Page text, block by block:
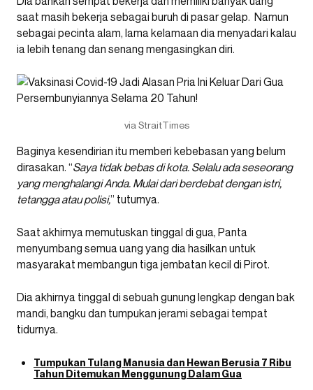
saat masih bekerja sebagai buruh di pasar gelap. Namun
sebagai pecinta alam, lama kelamaan dia menyadari kalau
ia lebih tenang dan senang mengasingkan diri.
via StraitTimes
Baginya kesendirian itu memberi kebebasan yang belum
dirasakan. “Saya tidak bebas di kota. Selalu ada seseorang
yang menghalangi Anda. Mulai dari berdebat dengan istri,
tetangga atau polisi,” tuturnya.
Saat akhirnya memutuskan tinggal di gua, Panta
menyumbang semua uang yang dia hasilkan untuk
masyarakat membangun tiga jembatan kecil di Pirot.
Dia akhirnya tinggal di sebuah gunung lengkap dengan bak
mandi, bangku dan tumpukan jerami sebagai tempat
tidurnya.
Tumpukan Tulang Manusia dan Hewan Berusia 7 Ribu
Tahun Ditemukan Menggunung Dalam Gua